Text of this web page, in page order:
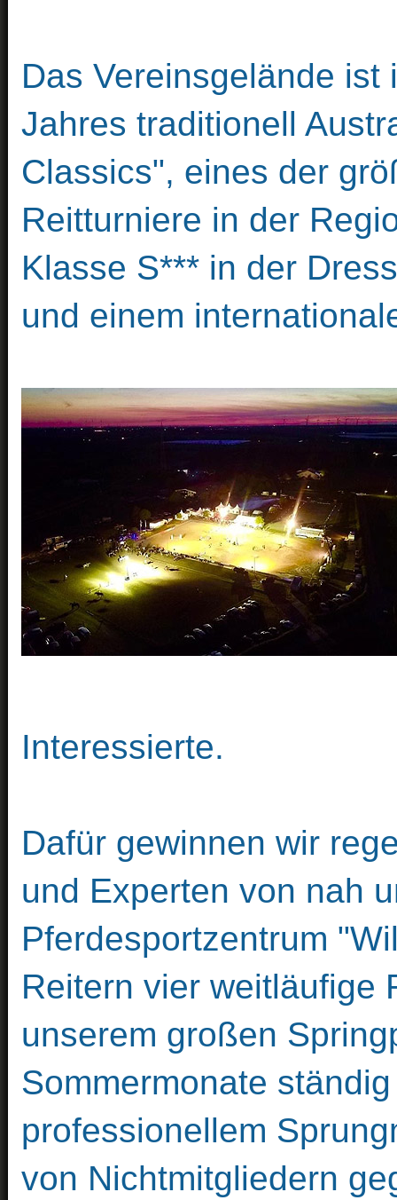
Das Vereinsgelände ist
Jahres traditionell
Classics", eines der
Reitturniere in der
Klasse S*** in der
und einem
Interessierte.
Dafür gewinnen wir
und Experten von nah
Pferdesportzentrum
Reitern vier weitläufige
unserem großen
Sommermonate
professionellem
von Nichtmitgliedern